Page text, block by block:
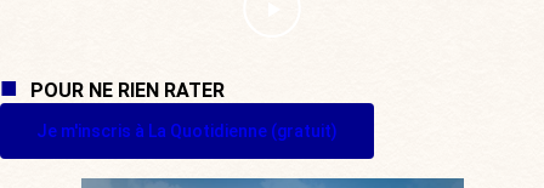
POUR NE RIEN RATER
Je m'inscris à La Quotidienne (gratuit)